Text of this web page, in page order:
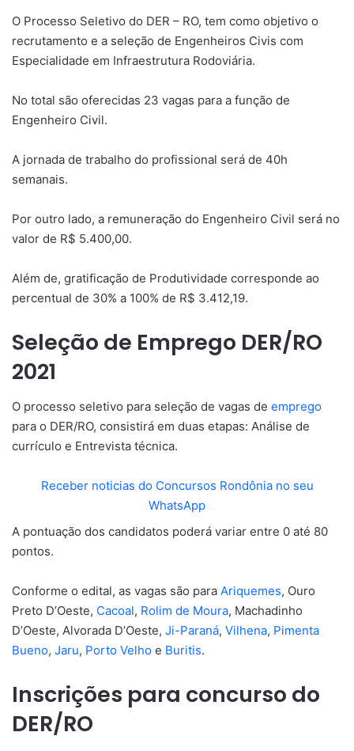
O Processo Seletivo do DER – RO, tem como objetivo o
recrutamento e a seleção de Engenheiros Civis com
Especialidade em Infraestrutura Rodoviária.
No total são oferecidas 23 vagas para a função de
Engenheiro Civil.
A jornada de trabalho do profissional será de 40h
semanais.
Por outro lado, a remuneração do Engenheiro Civil será no
valor de R$ 5.400,00.
Além de, gratificação de Produtividade corresponde ao
percentual de 30% a 100% de R$ 3.412,19.
Seleção de Emprego DER/RO
2021
O processo seletivo para seleção de vagas de emprego
para o DER/RO, consistirá em duas etapas: Análise de
currículo e Entrevista técnica.
Receber noticias do Concursos Rondônia no seu
WhatsApp
A pontuação dos candidatos poderá variar entre 0 até 80
pontos.
Conforme o edital, as vagas são para Ariquemes, Ouro
Preto D’Oeste, Cacoal, Rolim de Moura, Machadinho
D’Oeste, Alvorada D’Oeste, Ji-Paraná, Vilhena, Pimenta
Bueno, Jaru, Porto Velho e Buritis.
Inscrições para concurso do
DER/RO